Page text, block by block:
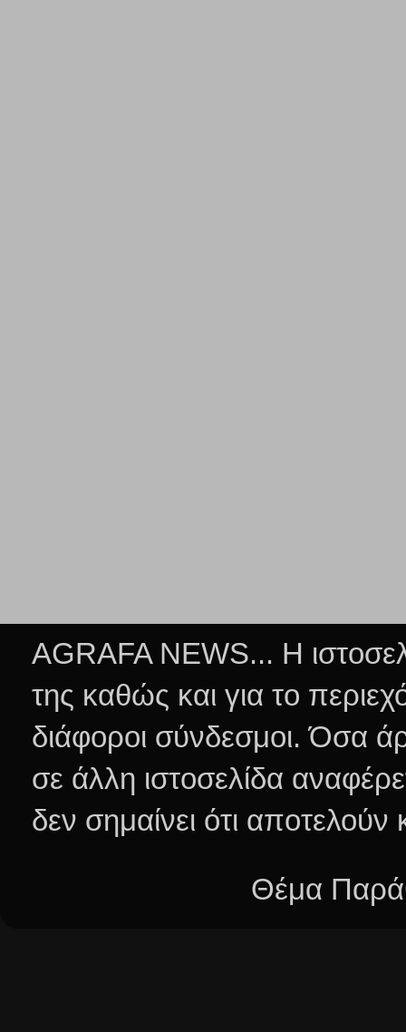
AGRAFA NEWS... Η
της καθώς και για το
διάφοροι σύνδεσμοι.Όσα
σε άλλη ιστοσελίδα
δεν σημαίνει ότι
Θέμα